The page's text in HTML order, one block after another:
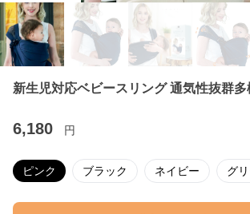
新生児対応ベビースリング 通気性抜群
6,180 円
ピンク ブラック ネイビー グ